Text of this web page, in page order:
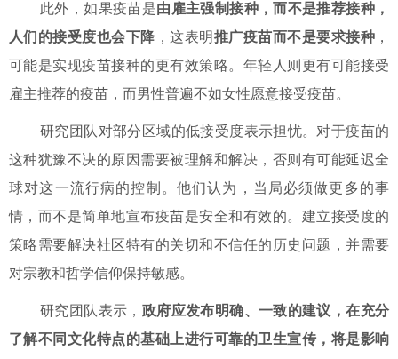
此外，如果疫苗是由雇主强制接种，而不是推荐接种，
人们的接受度也会下降 ，这表明推广疫苗而不是要求接种 ，
可能是实现疫苗接种的更有效策略。年轻人则更有可能接受
雇主推荐的疫苗，而男性普遍不如女性愿意接受疫苗。
研究团队对部分区域的低接受度表示担忧。对于疫苗的
这种犹豫不决的原因需要被理解和解决，否则有可能延迟全
球对这一流行病的控制。他们认为，当局必须做更多的事
情，而不是简单地宣布疫苗是安全和有效的。建立接受度的
策略需要解决社区特有的关切和不信任的历史问题，并需要
对宗教和哲学信仰保持敏感。
研究团队表示， 政府应发布明确、一致的建议，在充分
了解不同文化特点的基础上进行可靠的卫生宣传，将是影响